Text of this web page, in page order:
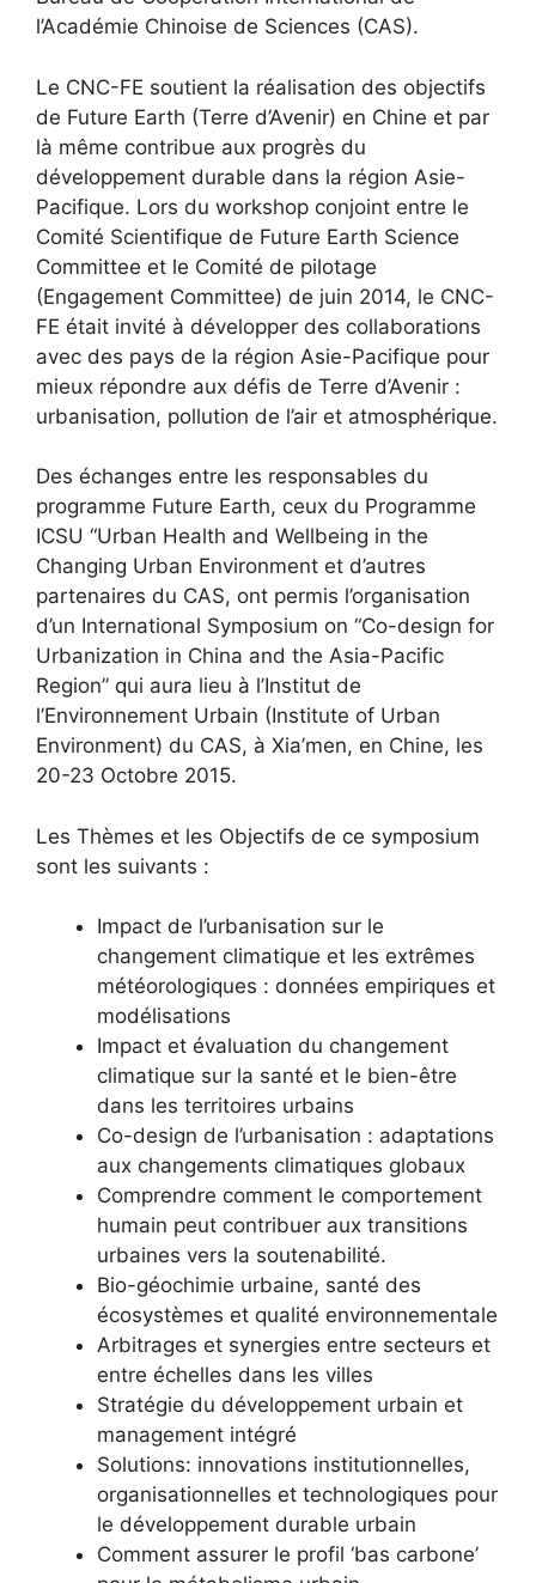
l’Académie Chinoise de Sciences (CAS).
Le CNC-FE soutient la réalisation des objectifs
de Future Earth (Terre d’Avenir) en Chine et par
là même contribue aux progrès du
développement durable dans la région Asie-
Pacifique. Lors du workshop conjoint entre le
Comité Scientifique de Future Earth Science
Committee et le Comité de pilotage
(Engagement Committee) de juin 2014, le CNC-
FE était invité à développer des collaborations
avec des pays de la région Asie-Pacifique pour
mieux répondre aux défis de Terre d’Avenir :
urbanisation, pollution de l’air et atmosphérique.
Des échanges entre les responsables du
programme Future Earth, ceux du Programme
ICSU “Urban Health and Wellbeing in the
Changing Urban Environment et d’autres
partenaires du CAS, ont permis l’organisation
d’un International Symposium on “Co-design for
Urbanization in China and the Asia-Pacific
Region” qui aura lieu à l’Institut de
l’Environnement Urbain (Institute of Urban
Environment) du CAS, à Xia’men, en Chine, les
20-23 Octobre 2015.
Les Thèmes et les Objectifs de ce symposium
sont les suivants :
Impact de l’urbanisation sur le
changement climatique et les extrêmes
météorologiques : données empiriques et
modélisations
Impact et évaluation du changement
climatique sur la santé et le bien-être
dans les territoires urbains
Co-design de l’urbanisation : adaptations
aux changements climatiques globaux
Comprendre comment le comportement
humain peut contribuer aux transitions
urbaines vers la soutenabilité.
Bio-géochimie urbaine, santé des
écosystèmes et qualité environnementale
Arbitrages et synergies entre secteurs et
entre échelles dans les villes
Stratégie du développement urbain et
management intégré
Solutions: innovations institutionnelles,
organisationnelles et technologiques pour
le développement durable urbain
Comment assurer le profil ‘bas carbone’